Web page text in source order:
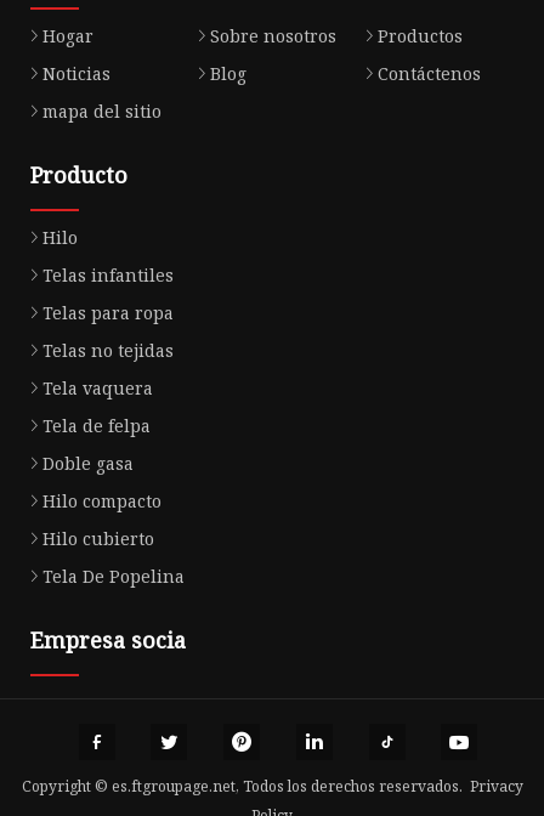
Hogar Sobre nosotros
Productos
Noticias
Blog
Contáctenos
mapa del sitio
Producto
Hilo
Telas infantiles
Telas para ropa
Telas no tejidas
Tela vaquera
Tela de felpa
Doble gasa
Hilo compacto
Hilo cubierto
Tela De Popelina
Empresa socia
Copyright © es.ftgroupage.net, Todos los derechos reservados. Privacy